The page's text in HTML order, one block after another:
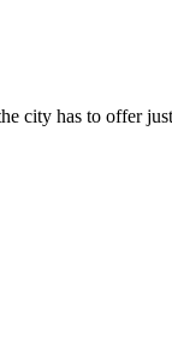
city has to offer